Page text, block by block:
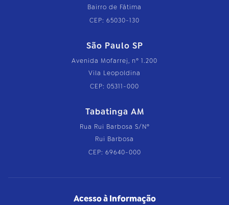
Bairro de Fátima
CEP: 65030-130
São Paulo SP
Avenida Mofarrej, nº 1.200
Vila Leopoldina
CEP: 05311-000
Tabatinga AM
Rua Rui Barbosa S/Nº
Rui Barbosa
CEP: 69640-000
Acesso à Informação